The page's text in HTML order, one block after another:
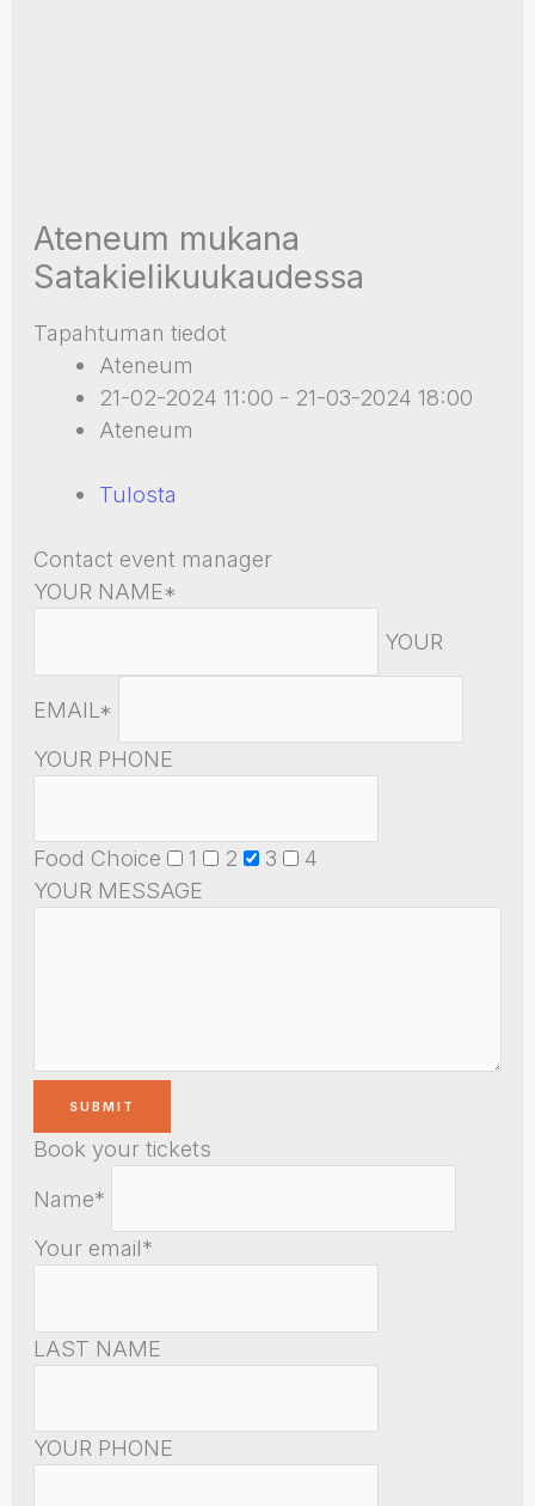
Ateneum mukana
Satakielikuukaudessa
Tapahtuman tiedot
Ateneum
21-02-2024 11:00 - 21-03-2024 18:00
Ateneum
Tulosta
Contact event manager
YOUR NAME*
YOUR
EMAIL*
YOUR PHONE
Food Choice 1 2 3
4
YOUR MESSAGE
Book your tickets
Name*
Your email*
LAST NAME
YOUR PHONE